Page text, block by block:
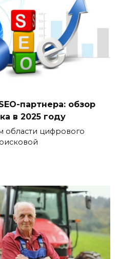
партнера: обзор
в 2025 году
области цифрового